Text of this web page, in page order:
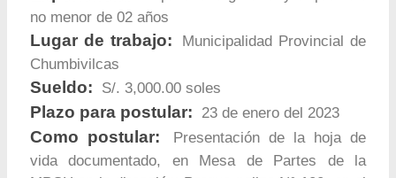
no menor de 02 años
Lugar de trabajo:
Municipalidad Provincial de
Chumbivilcas
Sueldo: S/. 3,000.00 soles
Plazo para postular: 23 de enero del 2023
Como postular:
Presentación de la hoja de
vida documentado, en Mesa de Partes de la